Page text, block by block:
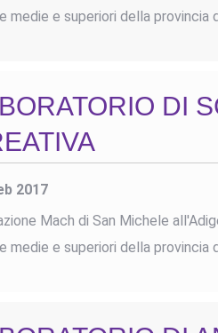
medie e superiori della
DI
2017
Mach di San Michele
medie e superiori della